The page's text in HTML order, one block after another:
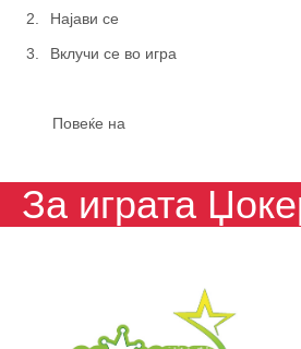
2.
Најави се
3.
Вклучи се во игра
Повеќе на
За играта